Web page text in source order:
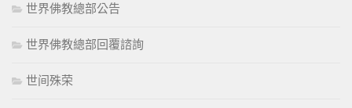
世界佛教總部公告
世界佛教總部回覆諮詢
世间殊荣